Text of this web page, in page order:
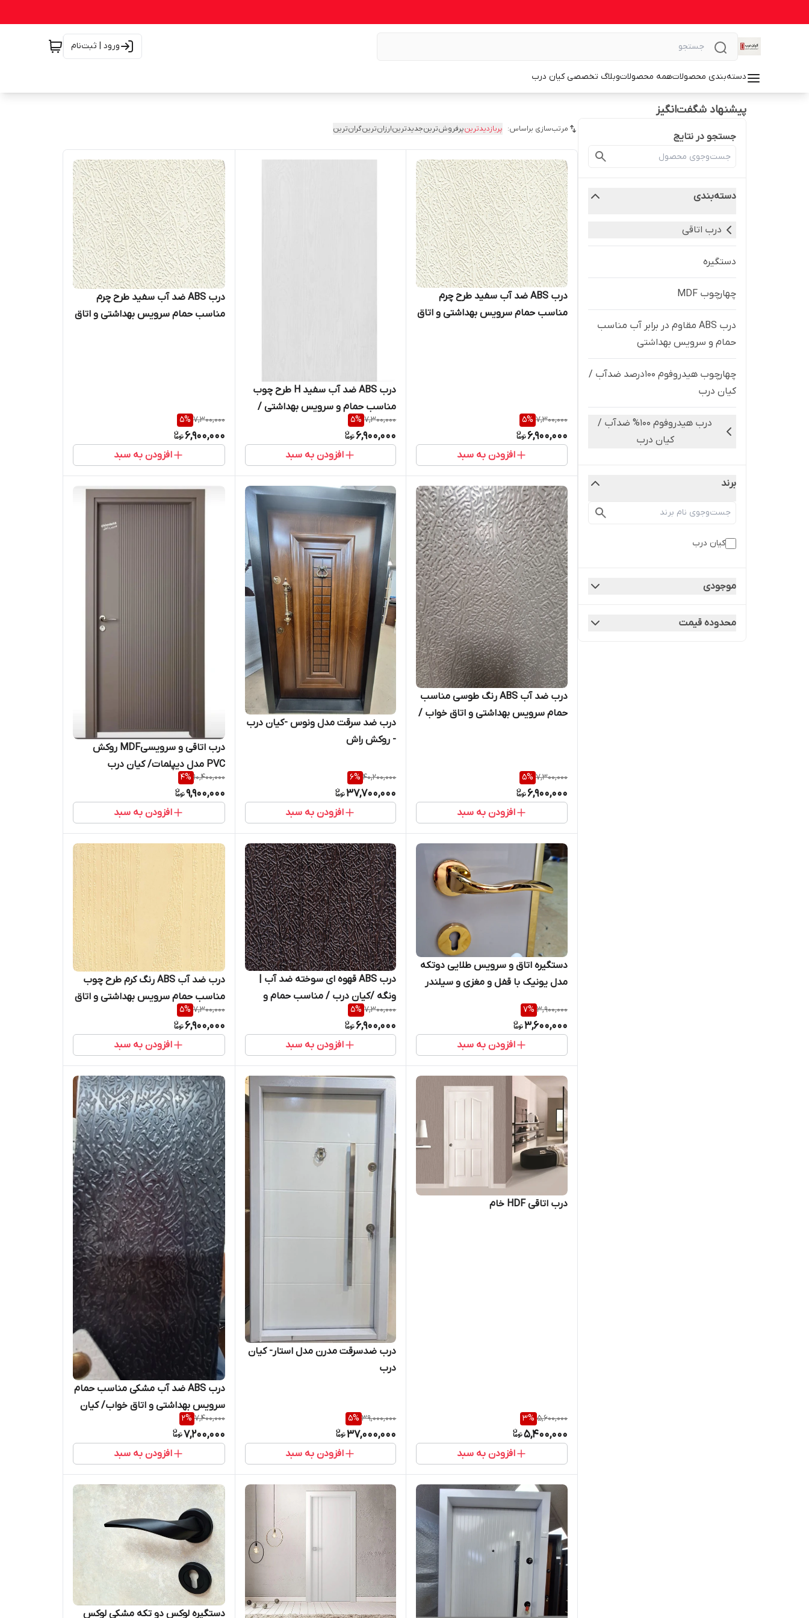
ورود | ثبت‌نام
دسته‌بندی محصولاتهمه محصولاتوبلاگ تخصصی کیان درب
پیشنهاد شگفت‌انگیز
جستجو در نتایج
دسته‌بندی
درب اتاقی
دستگیره
چهارچوب MDF
درب ABS مقاوم در برابر آب مناسب
حمام و سرویس بهداشتی
چهارچوب هیدروفوم 100درصد ضدآب /
کیان درب
درب هیدروفوم ۱۰۰% ضدآب /
کیان درب
برند
کیان درب
موجودی
محدوده قیمت
مرتب‌سازی براساس: پربازدیدترینپرفروش‌ترینجدیدترینارزان‌ترینگران‌ترین
درب ABS ضد آب سفید طرح چرم
مناسب حمام سرویس بهداشتی و اتاق
7,300,000
5%
6,900,000
افزودن به سبد
درب ABS ضد آب سفید H طرح چوب
مناسب حمام و سرویس بهداشتی /
کیان درب
7,300,000
5%
6,900,000
افزودن به سبد
درب ABS ضد آب سفید طرح چرم
مناسب حمام سرویس بهداشتی و اتاق
7,300,000
5%
6,900,000
افزودن به سبد
درب ضد آب ABS رنگ طوسی مناسب
حمام سرویس بهداشتی و اتاق خواب /
7,300,000
5%
6,900,000
افزودن به سبد
درب ضد سرقت مدل ونوس -کیان درب
- روکش راش
40,200,000
6%
37,700,000
افزودن به سبد
درب اتاقی و سرویسیMDF روکش
PVC مدل دیپلمات/ کیان درب
10,400,000
4%
9,900,000
افزودن به سبد
دستگیره اتاق و سرویس طلایی دوتکه
مدل یونیک با قفل و مغزی و سیلندر
3,900,000
7%
3,600,000
افزودن به سبد
درب ABS قهوه ای سوخته ضد آب |
ونگه /کیان درب / مناسب حمام و
دستشویی
7,300,000
5%
6,900,000
افزودن به سبد
درب ضد آب ABS رنگ کرم طرح چوب
مناسب حمام سرویس بهداشتی و اتاق
خواب / کیان درب
7,300,000
5%
6,900,000
افزودن به سبد
درب اتاقی HDF خام
5,600,000
3%
5,400,000
افزودن به سبد
درب ضدسرقت مدرن مدل استار- کیان
درب
39,000,000
5%
37,000,000
افزودن به سبد
درب ABS ضد آب مشکی مناسب حمام
سرویس بهداشتی و اتاق خواب/ کیان
درب
7,400,000
2%
7,200,000
افزودن به سبد
دستگیره لوکس دو تکه مشکی لوکس